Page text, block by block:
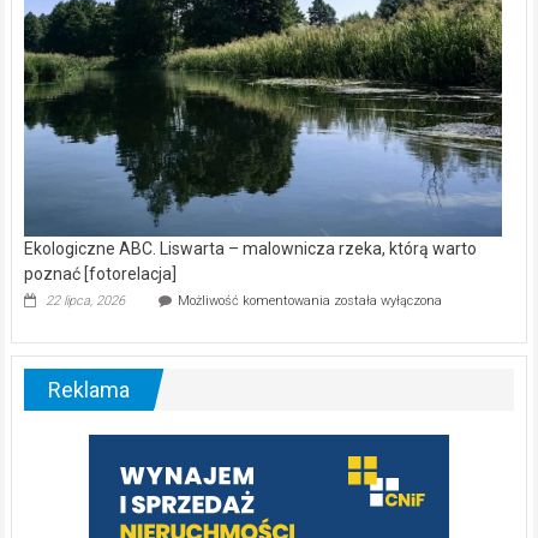
Ekologiczne ABC. Liswarta – malownicza rzeka, którą warto
poznać [fotorelacja]
22 lipca, 2026 Możliwość komentowania Ekologiczne
–
warto
poznać
[fotorelacja]
została wyłączona
Reklama